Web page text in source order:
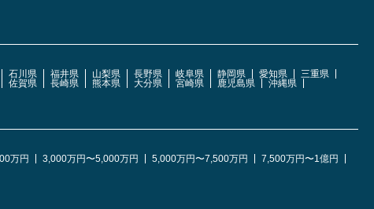
石川県 福井県 山梨県 長野県 岐阜県 静岡県 愛知県
三重県
佐賀県 長崎県 熊本県 大分県 宮崎県 鹿児島県 沖縄県
万円 3,000万円〜5,000万円 5,000万円〜7,500万円
7,500万円〜1億円